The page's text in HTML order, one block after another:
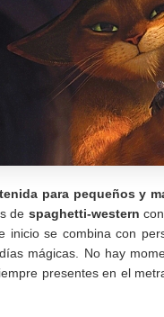
para pequeños y
de spaghetti-western
inicio se combina con
mágicas. No hay
presentes en el